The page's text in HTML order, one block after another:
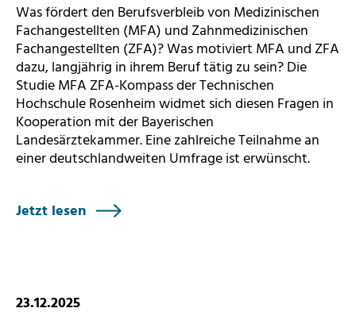
Was fördert den Berufsverbleib von Medizinischen
Fachangestellten (MFA) und Zahnmedizinischen
Fachangestellten (ZFA)? Was motiviert MFA und ZFA
dazu, langjährig in ihrem Beruf tätig zu sein? Die
Studie MFA ZFA-Kompass der Technischen
Hochschule Rosenheim widmet sich diesen Fragen in
Kooperation mit der Bayerischen
Landesärztekammer. Eine zahlreiche Teilnahme an
einer deutschlandweiten Umfrage ist erwünscht.
Jetzt lesen
23.12.2025